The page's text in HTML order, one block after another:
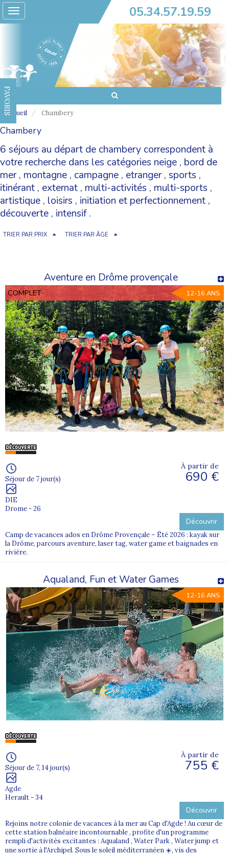
Toggle
navigation
05.34.57.19.59
FAVORIS
Accueil Chambery
Chambery
6 séjours au départ de chambery correspondent à
votre recherche dans les catégories neige , bord de
mer, montagne , campagne , etranger, sports ,
itinérant , externat , multi-activités , multi-sports ,
artistique , loisirs , initiation et perfectionnement ,
découverte , intensif.
TRIER PAR PRIX TRIER PAR ÂGE
Aventure en Drôme provençale
COMPLET 12-16 ANS
Séjour de 7 jour(s)
DIE
Drome - 26
À partir de
690 €
Découvrir
Camp de vacances ados en Drôme Provençale – Été 2026 : kayak sur
la Drôme, parcours aventure, laser tag, water game et baignades en
rivière.
Aqualand, Fun et Water Games
12-16 ANS
Séjour de 7, 14 jour(s)
Agde
Herault - 34
À partir de
755 €
Découvrir
Rejoins notre colonie de vacances à la mer au Cap d'Agde ! Au cœur de
cette station balnéaire incontournable , profite d'un programme
rempli d'activités excitantes : Aqualand , Water Park , Water jump et
une sortie à l'Archipel. Sous le soleil méditerranéen ☀️, vis des